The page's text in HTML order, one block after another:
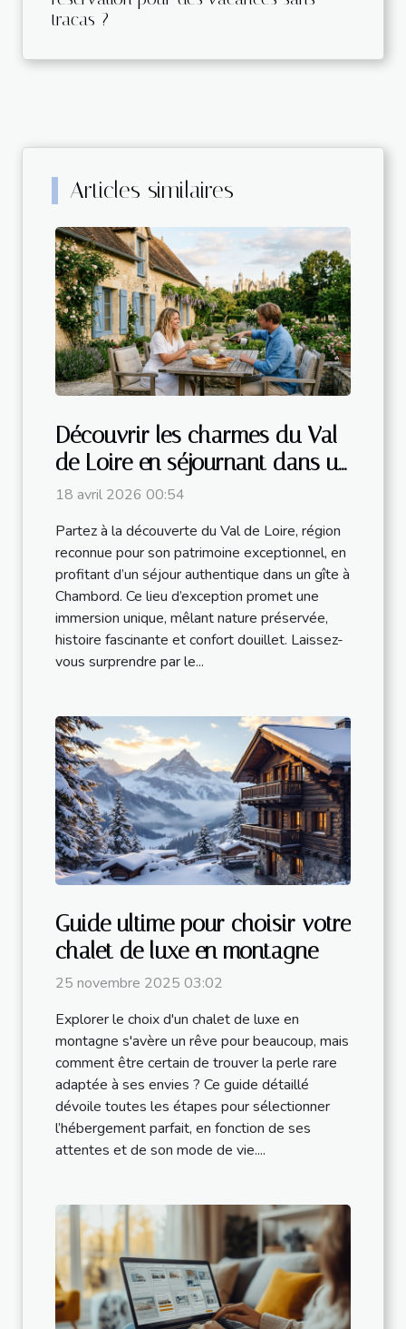
tracas ?
Articles similaires
Découvrir les charmes du Val
de Loire en séjournant dans un
gîte à Chambord
18 avril 2026 00:54
Partez à la découverte du Val de Loire, région
reconnue pour son patrimoine exceptionnel, en
profitant d’un séjour authentique dans un gîte à
Chambord. Ce lieu d’exception promet une
immersion unique, mêlant nature préservée,
histoire fascinante et confort douillet. Laissez-
vous surprendre par le...
Guide ultime pour choisir votre
chalet de luxe en montagne
25 novembre 2025 03:02
Explorer le choix d'un chalet de luxe en
montagne s'avère un rêve pour beaucoup, mais
comment être certain de trouver la perle rare
adaptée à ses envies ? Ce guide détaillé
dévoile toutes les étapes pour sélectionner
l’hébergement parfait, en fonction de ses
attentes et de son mode de vie....